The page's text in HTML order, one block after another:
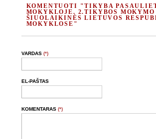
KOMENTUOTI "TIKYBA
MOKYKLOJE. 2.TIKYBOS MOKYMO
ŠIUOLAIKINĖS LIETUVOS
MOKYKLOSE"
VARDAS (*)
EL-PAŠTAS
KOMENTARAS (*)